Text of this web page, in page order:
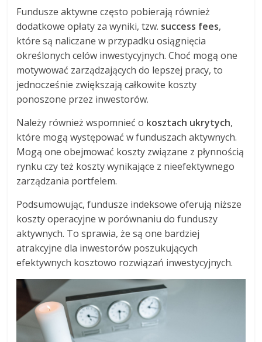
Fundusze aktywne często pobierają również
dodatkowe opłaty za wyniki, tzw. success fees,
które są naliczane w przypadku osiągnięcia
określonych celów inwestycyjnych. Choć mogą one
motywować zarządzających do lepszej pracy, to
jednocześnie zwiększają całkowite koszty
ponoszone przez inwestorów.
Należy również wspomnieć o kosztach ukrytych,
które mogą występować w funduszach aktywnych.
Mogą one obejmować koszty związane z płynnością
rynku czy też koszty wynikające z nieefektywnego
zarządzania portfelem.
Podsumowując, fundusze indeksowe oferują niższe
koszty operacyjne w porównaniu do funduszy
aktywnych. To sprawia, że są one bardziej
atrakcyjne dla inwestorów poszukujących
efektywnych kosztowo rozwiązań inwestycyjnych.